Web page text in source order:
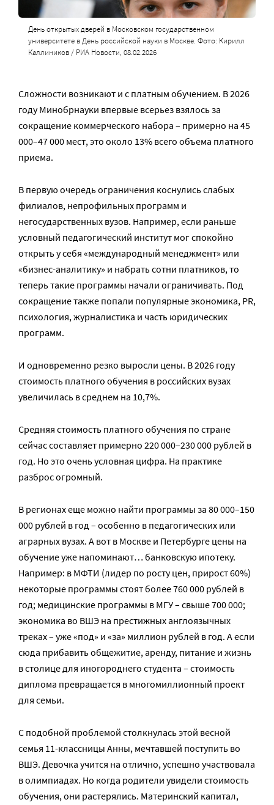
День открытых дверей в Московском государственном
университете в День российской науки в Москве. Фото: Кирилл
Каллиников / РИА Новости, 08.02.2026
Сложности возникают и с платным обучением. В 2026
году Минобрнауки впервые всерьез взялось за
сокращение коммерческого набора – примерно на 45
000–47 000 мест, это около 13% всего объема платного
приема.
В первую очередь ограничения коснулись слабых
филиалов, непрофильных программ и
негосударственных вузов. Например, если раньше
условный педагогический институт мог спокойно
открыть у себя «международный менеджмент» или
«бизнес-аналитику» и набрать сотни платников, то
теперь такие программы начали ограничивать. Под
сокращение также попали популярные экономика, PR,
психология, журналистика и часть юридических
программ.
И одновременно резко выросли цены. В 2026 году
стоимость платного обучения в российских вузах
увеличилась в среднем на 10,7%.
Средняя стоимость платного обучения по стране
сейчас составляет примерно 220 000–230 000 рублей в
год. Но это очень условная цифра. На практике
разброс огромный.
В регионах еще можно найти программы за 80 000–150
000 рублей в год – особенно в педагогических или
аграрных вузах. А вот в Москве и Петербурге цены на
обучение уже напоминают… банковскую ипотеку.
Например: в МФТИ (лидер по росту цен, прирост 60%)
некоторые программы стоят более 760 000 рублей в
год; медицинские программы в МГУ – свыше 700 000;
экономика во ВШЭ на престижных англоязычных
треках – уже «под» и «за» миллион рублей в год. А если
сюда прибавить общежитие, аренду, питание и жизнь
в столице для иногороднего студента – стоимость
диплома превращается в многомиллионный проект
для семьи.
С подобной проблемой столкнулась этой весной
семья 11-классницы Анны, мечтавшей поступить во
ВШЭ. Девочка учится на отлично, успешно участвовала
в олимпиадах. Но когда родители увидели стоимость
обучения, они растерялись. Материнский капитал,